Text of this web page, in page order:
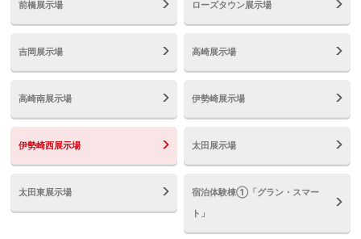
前橋展示場 ローズタウン展示場
吉岡展示場 高崎展示場
高崎南展示場 伊勢崎展示場
伊勢崎西展示場 太田展示場
太田東展示場
宿泊体験棟①「グラン・スマー
ト」